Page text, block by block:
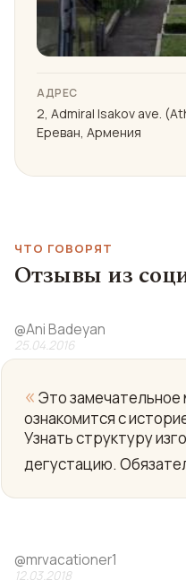
АДРЕС
2, Admiral Isakov ave.
Ереван, Армения
ЧТО ГОВОРЯТ
Отзывы из
@Ani Badeyan
25.04.2016
« Это замечательное
ознакомится с
Узнать структуру
дегустацию.
@mrvacationer1
12.03.2018